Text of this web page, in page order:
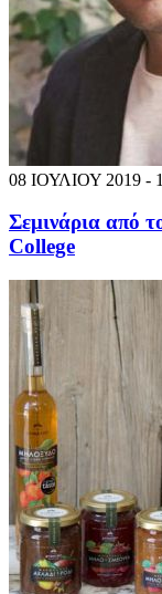
08 ΙΟΥΛΙΟΥ 2019 -
Σεμινάρια από
College